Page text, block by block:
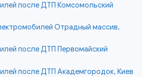
после ДТП Комсомольский
Отрадный массив,
после ДТП Первомайский
после ДТП Академгородок, Киев